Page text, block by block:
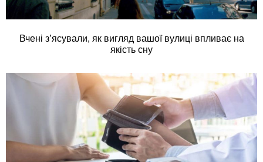
Вчені з’ясували, як вигляд вашої вулиці впливає на
якість сну